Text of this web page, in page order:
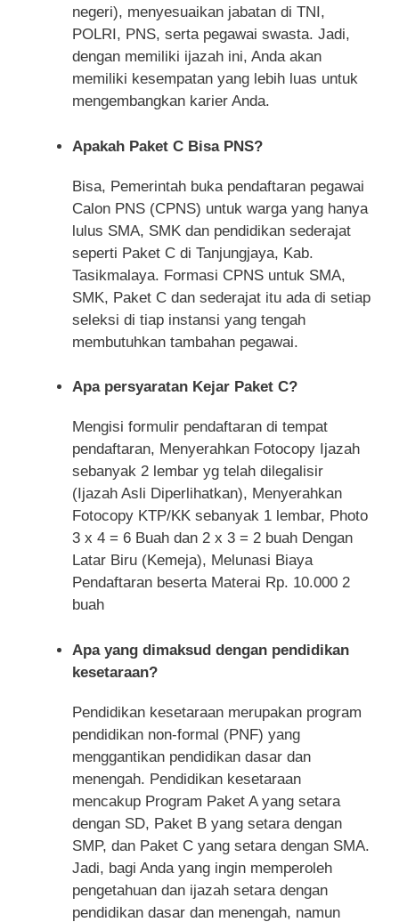
negeri), menyesuaikan jabatan di TNI,
POLRI, PNS, serta pegawai swasta. Jadi,
dengan memiliki ijazah ini, Anda akan
memiliki kesempatan yang lebih luas untuk
mengembangkan karier Anda.
Apakah Paket C Bisa PNS?
Bisa, Pemerintah buka pendaftaran pegawai
Calon PNS (CPNS) untuk warga yang hanya
lulus SMA, SMK dan pendidikan sederajat
seperti Paket C di Tanjungjaya, Kab.
Tasikmalaya. Formasi CPNS untuk SMA,
SMK, Paket C dan sederajat itu ada di setiap
seleksi di tiap instansi yang tengah
membutuhkan tambahan pegawai.
Apa persyaratan Kejar Paket C?
Mengisi formulir pendaftaran di tempat
pendaftaran, Menyerahkan Fotocopy Ijazah
sebanyak 2 lembar yg telah dilegalisir
(Ijazah Asli Diperlihatkan), Menyerahkan
Fotocopy KTP/KK sebanyak 1 lembar, Photo
3 x 4 = 6 Buah dan 2 x 3 = 2 buah Dengan
Latar Biru (Kemeja), Melunasi Biaya
Pendaftaran beserta Materai Rp. 10.000 2
buah
Apa yang dimaksud dengan pendidikan
kesetaraan?
Pendidikan kesetaraan merupakan program
pendidikan non-formal (PNF) yang
menggantikan pendidikan dasar dan
menengah. Pendidikan kesetaraan
mencakup Program Paket A yang setara
dengan SD, Paket B yang setara dengan
SMP, dan Paket C yang setara dengan SMA.
Jadi, bagi Anda yang ingin memperoleh
pengetahuan dan ijazah setara dengan
pendidikan dasar dan menengah, namun